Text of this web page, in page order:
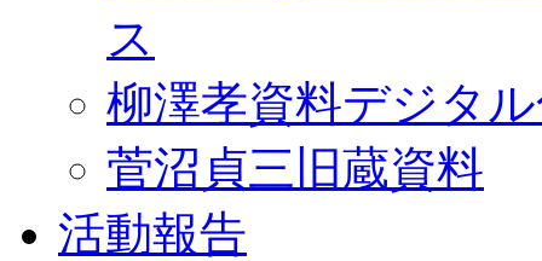
ス
柳澤孝資料デジタ
菅沼貞三旧蔵資料
活動報告